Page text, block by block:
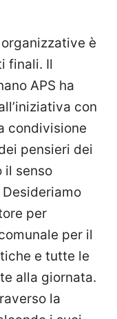
è
finali. Il
APS ha
con
condivisione
pensieri dei
il senso
per
per il
e tutte le
alla giornata.
la